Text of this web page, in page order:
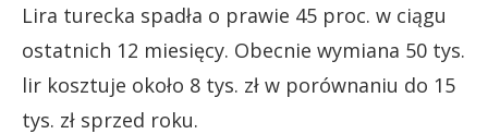
Lira turecka spadła o prawie 45 proc. w ciągu
ostatnich 12 miesięcy. Obecnie wymiana 50 tys.
lir kosztuje około 8 tys. zł w porównaniu do 15
tys. zł sprzed roku.